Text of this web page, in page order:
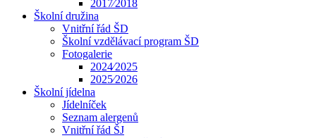
2017⁄2018
Školní družina
Vnitřní řád ŠD
Školní vzdělávací program ŠD
Fotogalerie
2024⁄2025
2025⁄2026
Školní jídelna
Jídelníček
Seznam alergenů
Vnitřní řád ŠJ